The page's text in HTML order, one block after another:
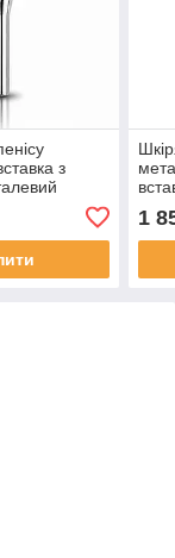
з
катетер
1